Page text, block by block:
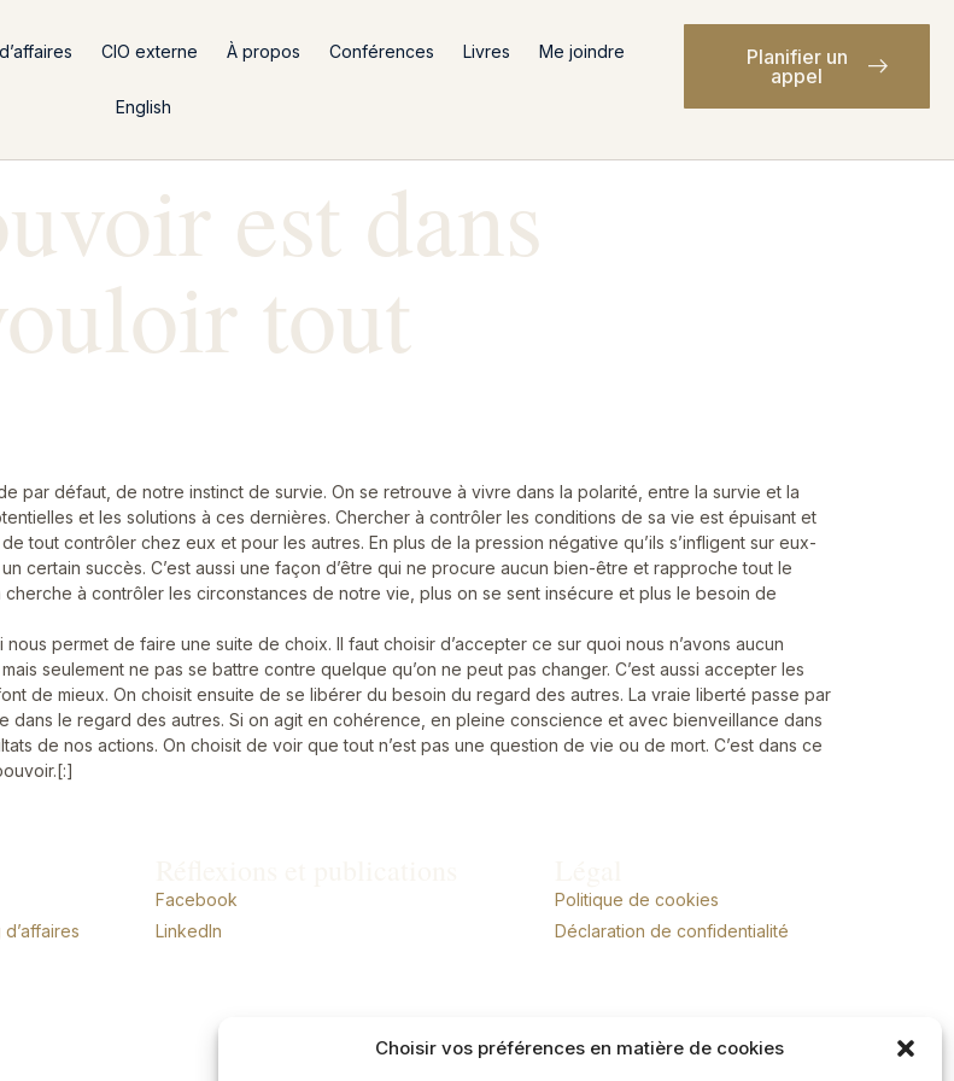
Choisir vos préférences en matière de cookies
CIO externe À propos Conférences Livres Me joindre
English
Planifier un
appel
est dans
tout
par défaut, de notre instinct de survie. On se retrouve à vivre dans la polarité, entre la survie et la
et les solutions à ces dernières. Chercher à contrôler les conditions de sa vie est épuisant et
tout contrôler chez eux et pour les autres. En plus de la pression négative qu’ils s’infligent sur eux-
certain succès. C’est aussi une façon d’être qui ne procure aucun bien-être et rapproche tout le
à contrôler les circonstances de notre vie, plus on se sent insécure et plus le besoin de
permet de faire une suite de choix. Il faut choisir d’accepter ce sur quoi nous n’avons aucun
seulement ne pas se battre contre quelque qu’on ne peut pas changer. C’est aussi accepter les
de mieux. On choisit ensuite de se libérer du besoin du regard des autres. La vraie liberté passe par
le regard des autres. Si on agit en cohérence, en pleine conscience et avec bienveillance dans
de nos actions. On choisit de voir que tout n’est pas une question de vie ou de mort. C’est dans ce
Facebook
LinkedIn
Politique de cookies
Déclaration de confidentialité